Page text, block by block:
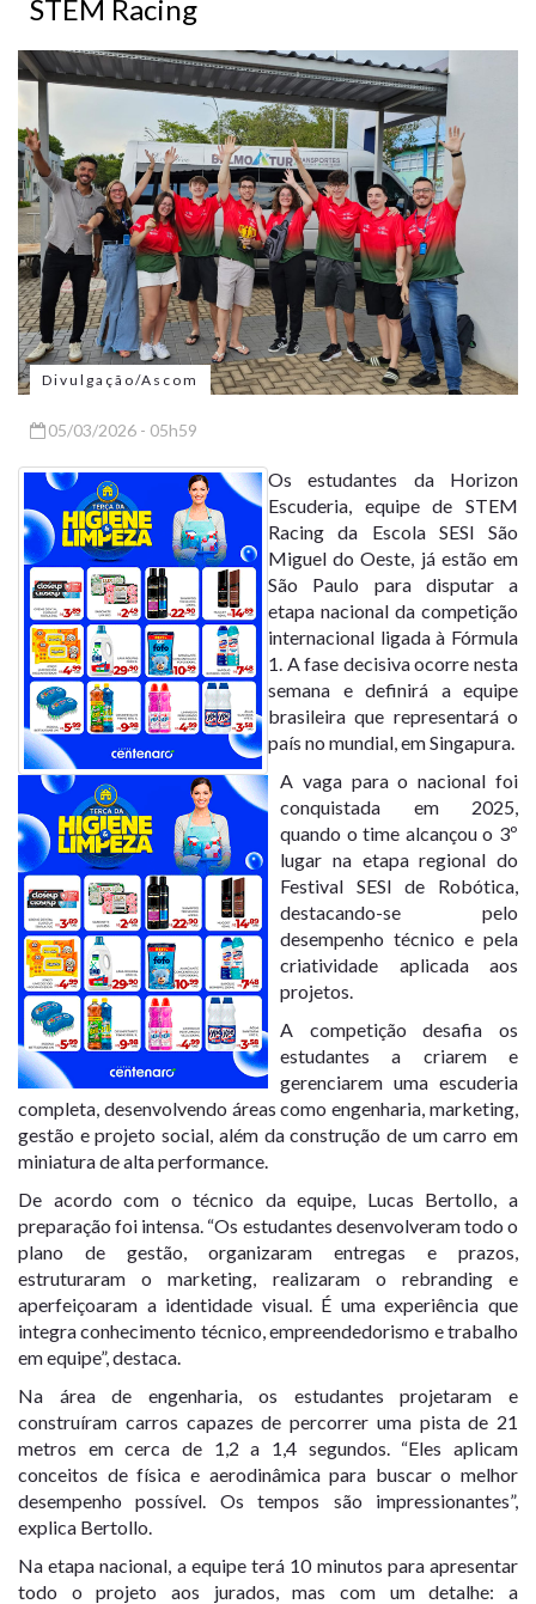
STEM Racing
Divulgação/Ascom
05/03/2026 - 05h59
Os estudantes da Horizon
Escuderia, equipe de STEM
Racing da Escola SESI São
Miguel do Oeste, já estão em
São Paulo para disputar a
etapa nacional da competição
internacional ligada à Fórmula
1. A fase decisiva ocorre nesta
semana e definirá a equipe
brasileira que representará o
país no mundial, em Singapura.
A vaga para o nacional foi
conquistada em 2025,
quando o time alcançou o 3º
lugar na etapa regional do
Festival SESI de Robótica,
destacando-se pelo
desempenho técnico e pela
criatividade aplicada aos
projetos.
A competição desafia os
estudantes a criarem e
gerenciarem uma escuderia
completa, desenvolvendo áreas como engenharia, marketing,
gestão e projeto social, além da construção de um carro em
miniatura de alta performance.
De acordo com o técnico da equipe, Lucas Bertollo, a
preparação foi intensa. “Os estudantes desenvolveram todo o
plano de gestão, organizaram entregas e prazos,
estruturaram o marketing, realizaram o rebranding e
aperfeiçoaram a identidade visual. É uma experiência que
integra conhecimento técnico, empreendedorismo e trabalho
em equipe”, destaca.
Na área de engenharia, os estudantes projetaram e
construíram carros capazes de percorrer uma pista de 21
metros em cerca de 1,2 a 1,4 segundos. “Eles aplicam
conceitos de física e aerodinâmica para buscar o melhor
desempenho possível. Os tempos são impressionantes”,
explica Bertollo.
Na etapa nacional, a equipe terá 10 minutos para apresentar
todo o projeto aos jurados, mas com um detalhe: a